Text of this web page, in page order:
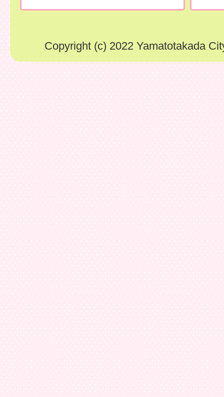
Copyright (c) 2022 Yamatotakada